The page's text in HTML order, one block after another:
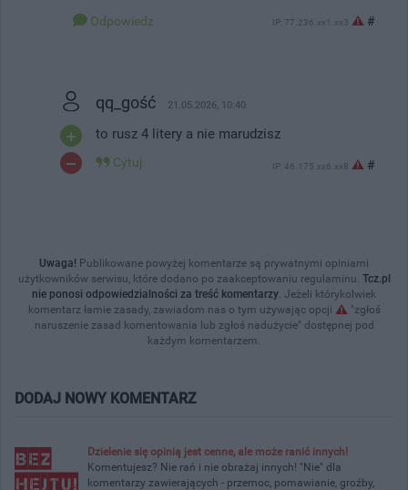
Odpowiedz IP: 77.236.xx1.xx3 #
qq_gość 21.05.2026, 10:40
to rusz 4 litery a nie marudzisz
Cytuj IP: 46.175.xx6.xx8 #
Uwaga! Publikowane powyżej komentarze są prywatnymi opiniami
użytkowników serwisu, które dodano po zaakceptowaniu regulaminu. Tcz.pl
nie ponosi odpowiedzialności za treść komentarzy. Jeżeli którykolwiek
komentarz łamie zasady, zawiadom nas o tym używając opcji
"zgłoś
naruszenie zasad komentowania lub zgłoś nadużycie" dostępnej pod
każdym komentarzem.
DODAJ NOWY KOMENTARZ
Dzielenie się opinią jest cenne, ale może ranić innych!
Komentujesz? Nie rań i nie obrażaj innych! "Nie" dla
komentarzy zawierających - przemoc, pomawianie, groźby,